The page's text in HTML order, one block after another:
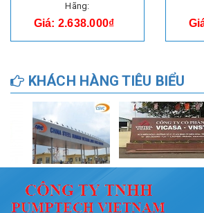
Hãng:
Giá: 2.638.000₫
KHÁCH HÀNG TIÊU BIỂU